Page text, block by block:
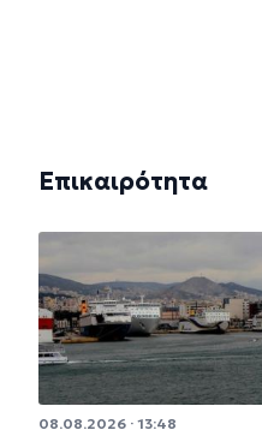
Επικαιρότητα
08.08.2026 · 13:48